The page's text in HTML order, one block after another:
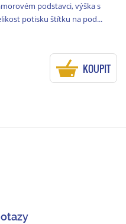
podstavci, výška s
potisku štítku na pod...
KOUPIT